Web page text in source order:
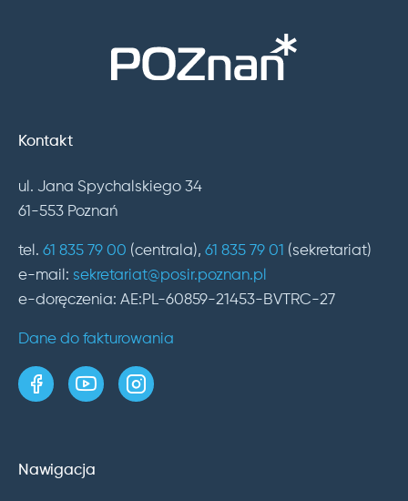
Kontakt
ul. Jana Spychalskiego 34
61-553 Poznań
tel. 61 835 79 00 (centrala), 61 835 79 01 (sekretariat)
e-mail: sekretariat@posir.poznan.pl
e-doręczenia: AE:PL-60859-21453-BVTRC-27
Dane do fakturowania
strona w serwisie Facebook
kanał w serwisie YouTube
profil w serwisie Instagram
Nawigacja